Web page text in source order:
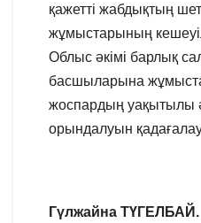
қажетті жабдықтың
жұмыстарының
Облыс әкімі барлық
басшыларына
жоспардың уақытылы
орындалуын
Гүлжайна ТҮГЕЛБАЙ.